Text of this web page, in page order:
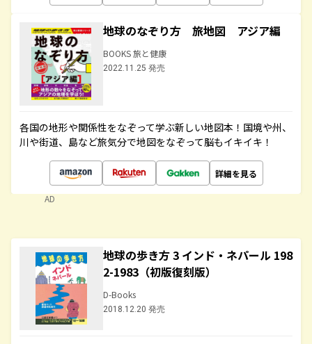
地球のなぞり方 旅地図 アジア編
BOOKS 旅と健康
2022.11.25 発売
各国の地形や関係性をなぞって学ぶ新しい地図本！国境や州、
川や街道、島など旅気分で地図をなぞって脳もイキイキ！
詳細を見る
AD
地球の歩き方 3 インド・ネパール 198
2-1983（初版復刻版）
D-Books
2018.12.20 発売